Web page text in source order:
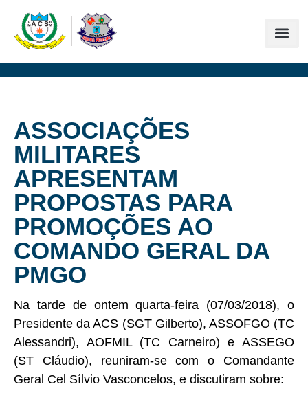
ASSOCIAÇÕES
MILITARES
APRESENTAM
PROPOSTAS PARA
PROMOÇÕES AO
COMANDO GERAL DA
PMGO
Na tarde de ontem quarta-feira (07/03/2018), o
Presidente da ACS (SGT Gilberto), ASSOFGO (TC
Alessandri), AOFMIL (TC Carneiro) e ASSEGO
(ST Cláudio), reuniram-se com o Comandante
Geral Cel Sílvio Vasconcelos, e discutiram sobre: